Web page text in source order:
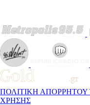
ΠΟΛΙΤΙΚΗ ΑΠΟΡΡΗΤΟΥ
ΧΡΗΣΗΣ